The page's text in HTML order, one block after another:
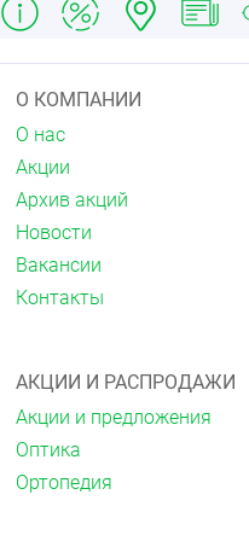
Противопоказания
Абсолютные:
данный метод не
клинических
пролонгирование
нецелесообразно
пациентки,
расположению
Относительные:
воспалительные
шейки матки,
последующим
Рекомендации
Внимание!
Вставлять и снимать
О КОМПАНИИ
О нас
Акции
Архив акций
Новости
Вакансии
Контакты
АКЦИИ И РАСПРОДАЖИ
Акции и предложения
Оптика
Ортопедия